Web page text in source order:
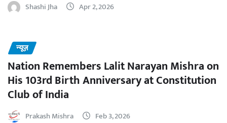
Shashi Jha Apr 2, 2026
न्यूज़
Nation Remembers Lalit Narayan Mishra on
His 103rd Birth Anniversary at Constitution
Club of India
Prakash Mishra Feb 3, 2026